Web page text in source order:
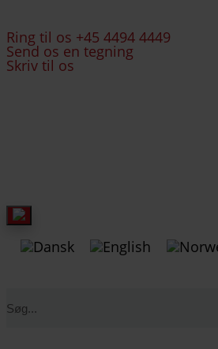
Ring til os +45 4494 4449
Send os en tegning
Skriv til os